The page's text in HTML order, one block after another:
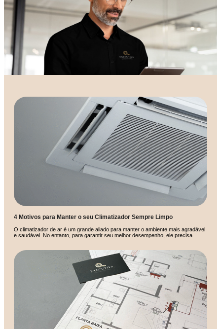
4 Motivos para Manter o seu Climatizador Sempre Limpo
O climatizador de ar é um grande aliado para manter o ambiente mais agradável
e saudável. No entanto, para garantir seu melhor desempenho, ele precisa.